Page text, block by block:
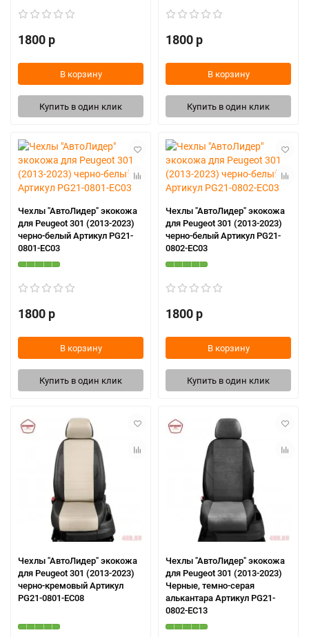
1800 р
В корзину
Купить в один клик
1800 р
В корзину
Купить в один клик
Чехлы "АвтоЛидер" экокожа
для Peugeot 301 (2013-2023)
черно-белый Артикул PG21-
0801-EC03
1800 р
В корзину
Купить в один клик
Чехлы "АвтоЛидер" экокожа
для Peugeot 301 (2013-2023)
черно-белый Артикул PG21-
0802-EC03
1800 р
В корзину
Купить в один клик
Чехлы "АвтоЛидер" экокожа
для Peugeot 301 (2013-2023)
черно-кремовый Артикул
PG21-0801-EC08
Чехлы "АвтоЛидер" экокожа
для Peugeot 301 (2013-2023)
Черные, темно-серая
алькантара Артикул PG21-
0802-EC13